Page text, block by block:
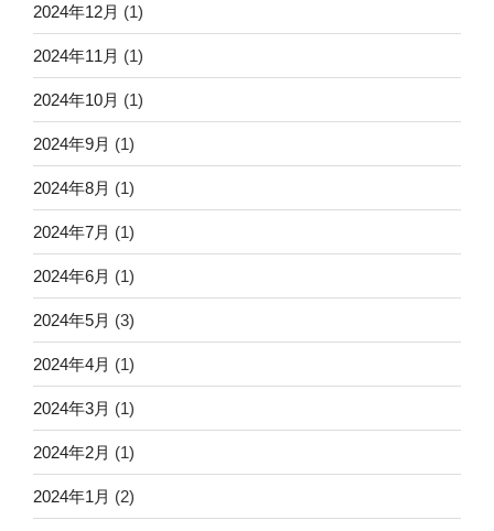
2024年12月 (1)
2024年11月 (1)
2024年10月 (1)
2024年9月 (1)
2024年8月 (1)
2024年7月 (1)
2024年6月 (1)
2024年5月 (3)
2024年4月 (1)
2024年3月 (1)
2024年2月 (1)
2024年1月 (2)